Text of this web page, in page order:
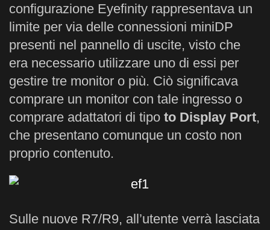
configurazione Eyefinity rappresentava un
limite per via delle connessioni miniDP
presenti nel pannello di uscite, visto che
era necessario utilizzare uno di essi per
gestire tre monitor o più. Ciò significava
comprare un monitor con tale ingresso o
comprare adattatori di tipo to Display Port,
che presentano comunque un costo non
proprio contenuto.
Sulle nuove R7/R9, all’utente verrà lasciata